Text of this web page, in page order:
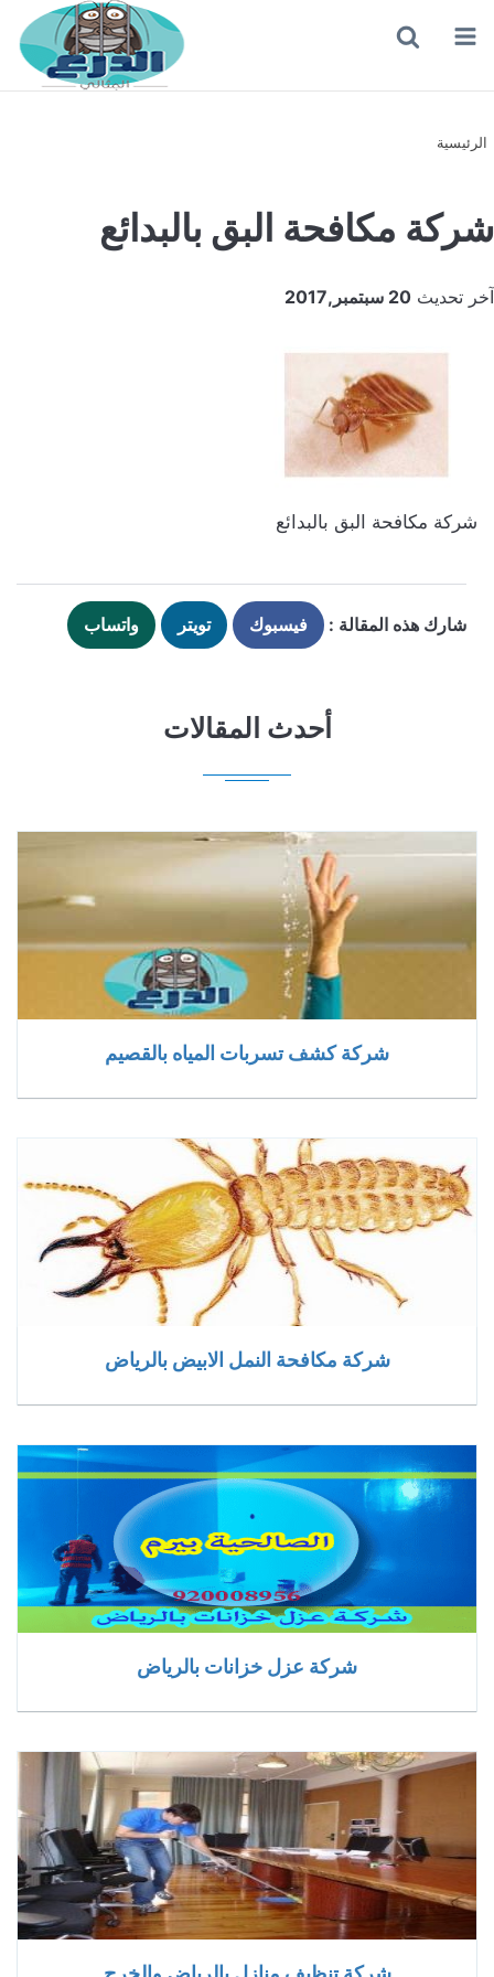
القائمة
الرئيسية
شركة مكافحة البق بالبدائع
آخر تحديث 20 سبتمبر,2017
شركة مكافحة البق بالبدائع
شارك هذه المقالة : فيسبوك تويتر واتساب
أحدث المقالات
شركة كشف تسربات المياه بالقصيم
شركة مكافحة النمل الابيض بالرياض
شركة عزل خزانات بالرياض